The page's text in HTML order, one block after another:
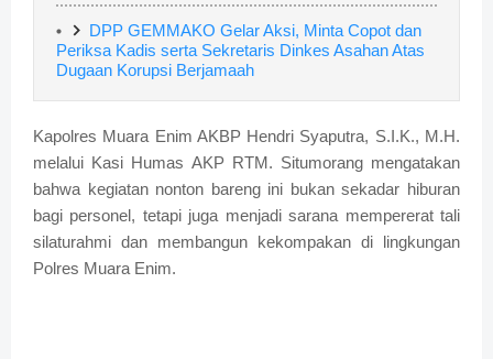
DPP GEMMAKO Gelar Aksi, Minta Copot dan
Periksa Kadis serta Sekretaris Dinkes Asahan Atas
Dugaan Korupsi Berjamaah
Kapolres Muara Enim AKBP Hendri Syaputra, S.I.K., M.H.
melalui Kasi Humas AKP RTM. Situmorang mengatakan
bahwa kegiatan nonton bareng ini bukan sekadar hiburan
bagi personel, tetapi juga menjadi sarana mempererat tali
silaturahmi dan membangun kekompakan di lingkungan
Polres Muara Enim.